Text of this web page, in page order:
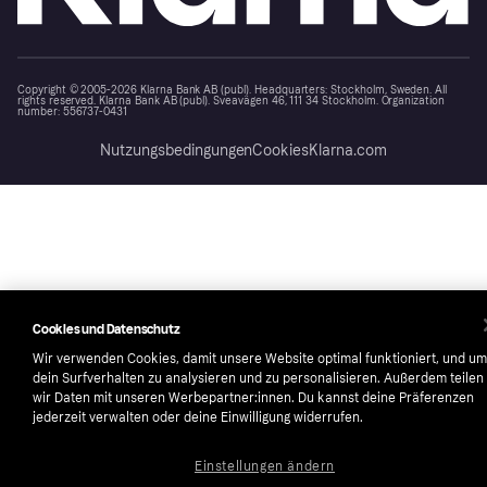
Copyright © 2005-2026 Klarna Bank AB (publ). Headquarters: Stockholm, Sweden. All
rights reserved. Klarna Bank AB (publ). Sveavägen 46, 111 34 Stockholm. Organization
number: 556737-0431
NutzungsbedingungenCookiesKlarna.com
Cookies und Datenschutz
Wir verwenden Cookies, damit unsere Website optimal funktioniert, und um
dein Surfverhalten zu analysieren und zu personalisieren. Außerdem teilen
wir Daten mit unseren Werbepartner:innen. Du kannst deine Präferenzen
jederzeit verwalten oder deine Einwilligung widerrufen.
Einstellungen ändern